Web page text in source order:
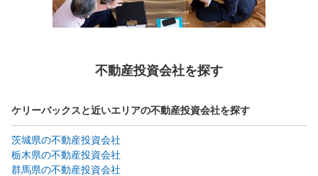
不動産投資会社を探す
ケリーバックスと近いエリアの不動産投資会社を探す
茨城県の不動産投資会社
栃木県の不動産投資会社
群馬県の不動産投資会社